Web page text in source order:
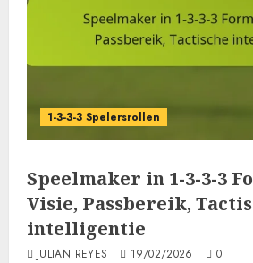
1-3-3-3 Spelersrollen
Speelmaker in 1-3-3-3
Visie, Passbereik,
intelligentie
JULIAN REYES 19/02/2026 0